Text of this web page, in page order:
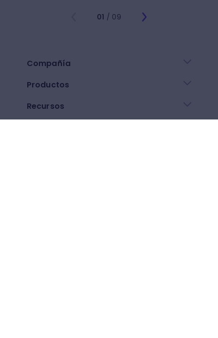
01 / 09
Compañía
Productos
Recursos